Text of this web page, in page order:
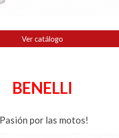
Ver catálogo
BENELLI
Pasión por las motos!